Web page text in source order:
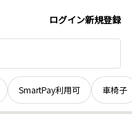
ログイン新規登録
SmartPay利用可 車椅子